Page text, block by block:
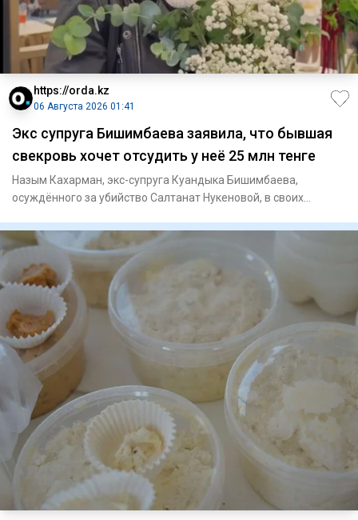
https://orda.kz
06 Августа 2026 01:41
Экс супруга Бишимбаева заявила, что бывшая
свекровь хочет отсудить у неё 25 млн тенге
Назым Кахарман, экс-супруга Куандыка Бишимбаева,
осуждённого за убийство Салтанат Нукеновой, в своих